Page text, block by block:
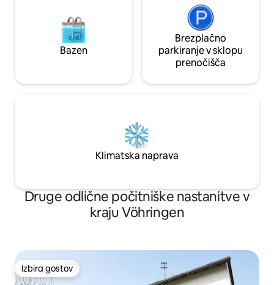
Bazen
Brezplačno
parkiranje v sklopu
prenočišča
Klimatska naprava
Druge odlične počitniške nastanitve v
kraju Vöhringen
Izbira gostov
Izbira gostov